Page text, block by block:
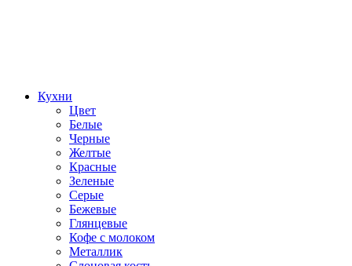
Кухни
Цвет
Белые
Черные
Желтые
Красные
Зеленые
Серые
Бежевые
Глянцевые
Кофе с молоком
Металлик